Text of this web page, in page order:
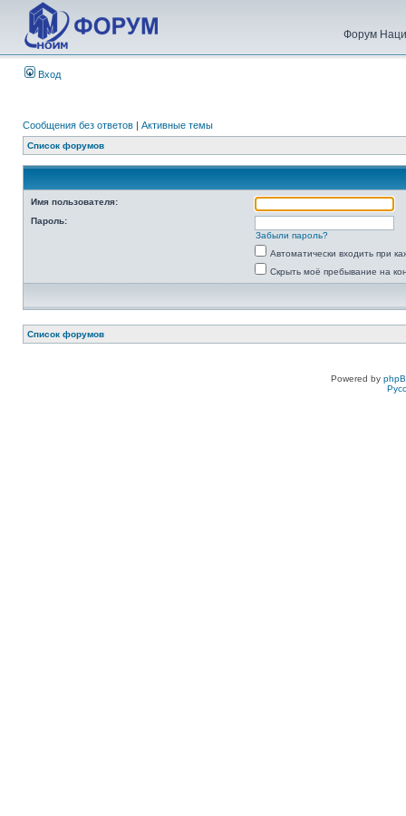
Форум
Вход
Сообщения без ответов | Активные темы
Список форумов
Имя пользователя:
Пароль:
Забыли пароль?
Автоматически входить при
Скрыть моё пребывание на
Список форумов
Powered by